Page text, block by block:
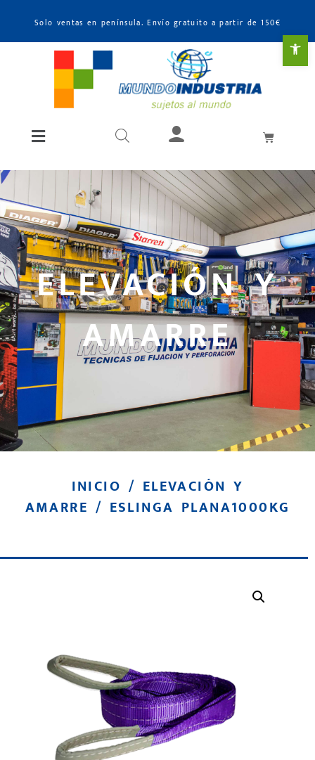
Solo ventas en península. Envío gratuito a partir de 150€
ELEVACIÓN Y
AMARRE
INICIO / ELEVACIÓN Y
AMARRE / ESLINGA PLANA1000KG